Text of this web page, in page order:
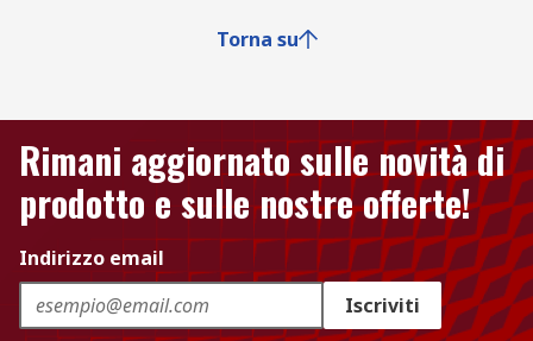
Torna su
Rimani aggiornato sulle novità di
prodotto e sulle nostre offerte!
Indirizzo email
Iscriviti